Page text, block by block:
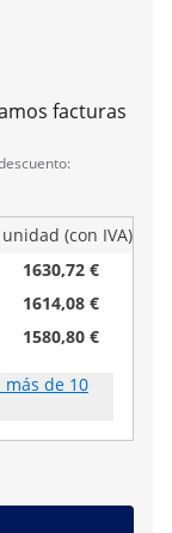
facturas
(con IVA)
1630,72 €
1614,08 €
1580,80 €
de 10